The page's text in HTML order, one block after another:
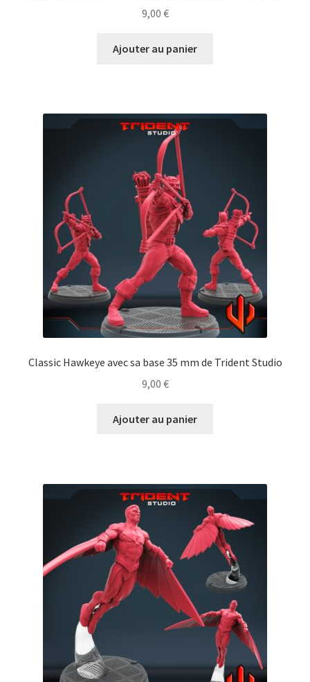
9,00 €
Ajouter au panier
Classic Hawkeye avec sa base 35 mm de Trident Studio
9,00 €
Ajouter au panier